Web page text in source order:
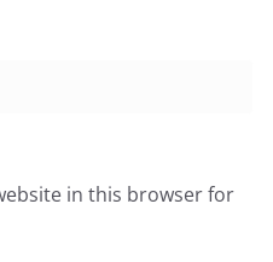
in this browser for